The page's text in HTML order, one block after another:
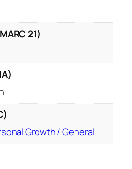
21)
Growth / General